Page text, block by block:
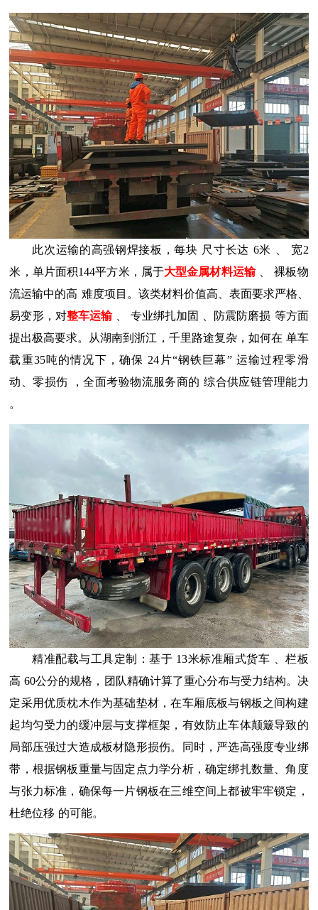
此次运输的高强钢焊接板 ，每块 尺寸长达 6米 宽2
米，单片面积144平方米，属于大型金属材料运输
裸板物
流运输中的高 难度项目。该类材料价值高、表面要求严格、
易变形，对整车运输 专业绑扎加固 防震防磨损 等方面
提出极高要求。从湖南到浙江，千里路途复杂，如何在 单车
载重35吨的情况下，确保 24片“钢铁巨幕” 运输过程零滑
动、零损伤
，全面考验物流服务商的 综合供应链管理能力
。
精准配载与工具定制：基于 13米标准厢式货车 、栏板
高 60公分的规格，团队精确计算了重心分布与受力结构。决
定采用优质枕木作为基础垫材，在车厢底板与钢板之间构建
起均匀受力的缓冲层与支撑框架，有效防止车体颠簸导致的
局部压强过大造成板材隐形损伤。同时，严选高强度专业绑
带，根据钢板重量与固定点力学分析，确定绑扎数量、角度
与张力标准，确保每一片钢板在三维空间上都被牢牢锁定，
杜绝位移 的可能。